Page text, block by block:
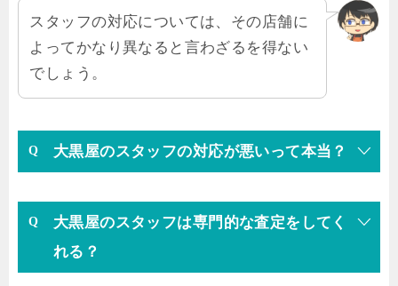
スタッフの対応については、その店舗に
よってかなり異なると言わざるを得ない
でしょう。
大黒屋のスタッフの対応が悪いって本当？
大黒屋のスタッフは専門的な査定をしてく
れる？